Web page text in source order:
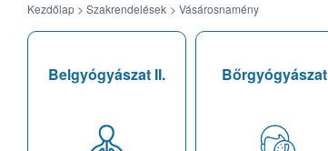
Kezdőlap > Szakrendelések > Vásárosnamény
Belgyógyászat II. Bőrgyógyászat